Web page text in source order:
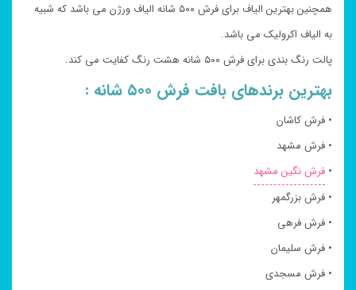
همچنین بهترین الیاف برای فرش ۵۰۰ شانه الیاف ورژن می باشد که شبیه
به الیاف اکرولیک می باشد.
پالت رنگ بندی برای فرش ۵۰۰ شانه هشت رنگ کفایت می کند.
بهترین برندهای بافت فرش ۵۰۰ شانه :
• فرش کاشان
• فرش مشهد
• فرش نگین مشهد
• فرش بزرگمهر
• فرش فرهی
• فرش سلیمان
• فرش مسجدی